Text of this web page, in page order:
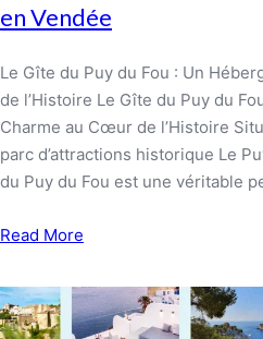
en Vendée
Le Gîte du Puy du Fou : Un
de l’Histoire Le Gîte du Puy du
Charme au Cœur de l’Histoire
parc d’attractions historique Le
du Puy du Fou est une véritable
Read More